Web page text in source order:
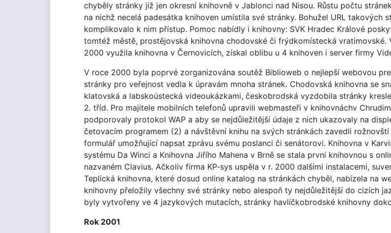
chyběly stránky již jen okresní knihovně v Jablonci nad Nisou. Růstu počtu
na nichž necelá padesátka knihoven umístila své stránky. Bohužel URL takových
komplikovalo k nim přístup. Pomoc nabídly i knihovny: SVK Hradec Králové
tomtéž městě, prostějovská knihovna chodovské či frýdkomístecká vratimovské.
2000 využila knihovna v Černovicích, získal oblibu u 4 knihoven i server firmy
V roce 2000 byla poprvé zorganizována soutěž Biblioweb o nejlepší webovou
stránky pro veřejnost vedla k úpravám mnoha stránek. Chodovská knihovna se
klatovská a labskoústecká videoukázkami, českobrodská vyzdobila stránky
2. tříd. Pro majitele mobilních telefonů upravili webmasteři v knihovnáchv
podporovaly protokol WAP a aby se nejdůležitější údaje z nich ukazovaly na
četovacím programem (2) a návštěvní knihu na svých stránkách zavedli
formulář umožňující napsat zprávu svému poslanci či senátorovi. Knihovna v
systému Da Winci a Knihovna Jiřího Mahena v Brně se stala první knihovnou s
nazvaném Clavius. Ačkoliv firma KP-sys uspěla v r. 2000 dalšími instalacemi,
Teplická knihovna, které dosud online katalog na stránkách chyběl, nabízela na
knihovny přeložily všechny své stránky nebo alespoň ty nejdůležitější do cizích
byly vytvořeny ve 4 jazykových mutacích, stránky havlíčkobrodské knihovny
Rok 2001